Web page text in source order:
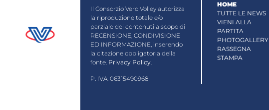
Il Consorzio Vero Volley autorizza
la riproduzione totale e/o
parziale dei contenuti a scopo di
RECENSIONE, CONDIVISIONE
ED INFORMAZIONE, inserendo
la citazione obbligatoria della
fonte. Privacy Policy.
P. IVA: 06315490968
HOME
TUTTE LE NEWS
VIENI ALLA
PARTITA
PHOTOGALLERY
RASSEGNA
STAMPA